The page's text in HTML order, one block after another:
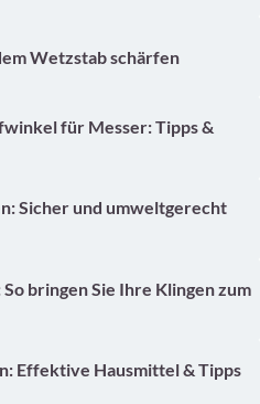
Wetzstab schärfen
für Messer: Tipps &
Sicher und umweltgerecht
bringen Sie Ihre Klingen zum
Effektive Hausmittel & Tipps